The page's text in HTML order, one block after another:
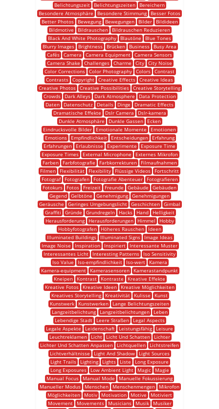
Belichtungszeit
Belichtungszeiten
Bereichern
Besondere Atmosphäre
Besondere Stimmung
Besser Fotos
Better Photos
Bewegung Bewegungen Bilder
Bildideen
Bildmotive
Bildrauschen
Bildrauschen Reduzieren
Black And White Photography
Blautöne
Blue Tones
Blurry Images
Brightness Brücken Business
Busy Area
Cafés Camera Camera Equipment Camera Sensors
Camera Shake
Challenges Charme City City Noise
Color Corrections Color Photography Colors Contrast
Contrasts Copyright Creative Effects Creative Ideas
Creative Photos Creative Possibilities Creative Storytelling
Crowds
Dark Alleys Dark Atmosphere
Data Protection
Daten
Datenschutz Details Dinge
Dramatic Effects
Dramatische Effekte
Dslr Camera
Dslr-kamera
Dunkle Atmosphäre
Dunkle Gassen
Ecken
Eindrucksvolle Bilder
Emotionale Momente
Emotionen
Emotions
Empfindlichkeit Entscheidungen
Erfahrung
Erfahrungen
Erlaubnisse Experimente
Exposure Time
Exposure Times
External Microphone
Externes Mikrofon
Farben
Farbfotografie Farbkorrekturen
Filmaufnahmen
Filmen
Flexibilität Flexibility Flüssige Videos
Fortschritt
Fotograf
Fotografen Fotografie Abenteuer
Fotografieren
Fotokurs
Fotos Freizeit Freunde Gebäude
Gebäuden
Gegend Gelbtöne Genehmigung Genehmigungen
Geräusche
Geringes Umgebungslicht Geschichten
Gimbal
Graffiti
Gründe Grundregeln Hacks Hand
Helligkeit
Herausforderung
Herausforderungen Himmel
Hobby
Hobbyfotografen
Höheres Rauschen
Ideen
Illuminated Buildings
Illuminated Signs
Image Ideas
Image Noise
Inspiration Inspiriert
Interessante Muster
Interessantes Licht
Interesting Patterns
Iso Sensitivity
Iso Value
Iso-empfindlichkeit Iso-wert
Kamera
Kamera-equipment
Kamerasensoren
Kamerastandpunkt
Kneipen
Kontrast Kontraste
Kreative Effekte
Kreative Fotos
Kreative Ideen
Kreative Möglichkeiten
Kreatives Storytelling
Kreativität Kulisse
Kunst
Kunstwerk
Kunstwerken
Lange Belichtungszeiten
Langzeitbelichtung
Langzeitbelichtungen
Leben
Lebendige Stadt
Leere Straßen
Legal Aspects
Legale Aspekte
Leidenschaft Leistungsfähig
Leisure
Leuchtreklamen
Licht Licht Und Schatten
Lichter
Lichter Und Schatten Anpassen
Lichtquellen
Lichtstreifen
Lichtverhältnisse
Light And Shadow
Light Sources
Light Trails
Lighting Lights Liste
Long Exposure
Long Exposures
Low Ambient Light Magic
Magie
Manual Focus
Manual Mode
Manuelle Fokussierung
Manueller Modus
Menschen Menschenmengen
Mikrofon
Möglichkeiten
Motiv Motivation Motive
Motiviert
Movement
Movements Musicians Musik
Musiker